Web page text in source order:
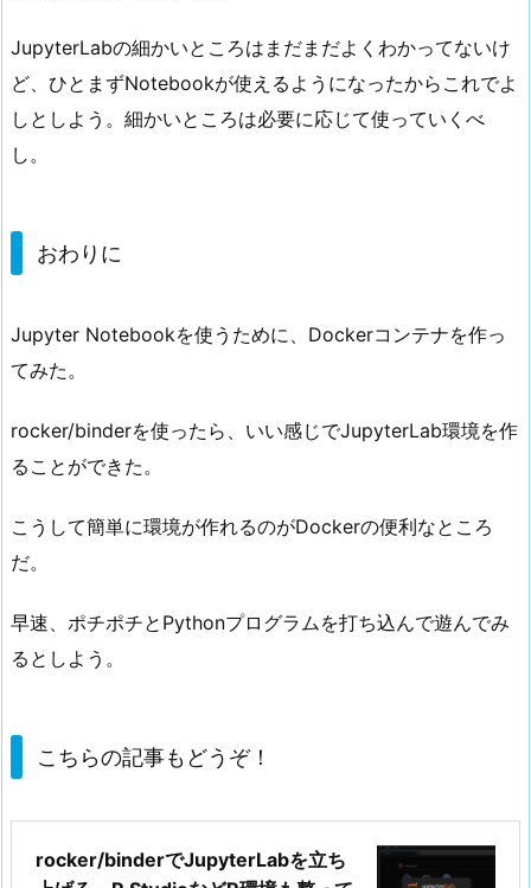
JupyterLabの細かいところはまだまだよくわかってないけ
ど、ひとまずNotebookが使えるようになったからこれでよ
しとしよう。細かいところは必要に応じて使っていくべ
し。
おわりに
Jupyter Notebookを使うために、Dockerコンテナを作っ
てみた。
rocker/binderを使ったら、いい感じでJupyterLab環境を作
ることができた。
こうして簡単に環境が作れるのがDockerの便利なところ
だ。
早速、ポチポチとPythonプログラムを打ち込んで遊んでみ
るとしよう。
こちらの記事もどうぞ！
rocker/binderでJupyterLabを立ち